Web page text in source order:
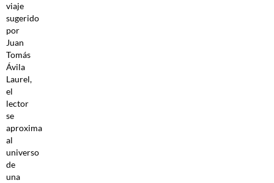
viaje
sugerido
por
Juan
Tomás
Ávila
Laurel,
el
lector
se
aproxima
al
universo
de
una